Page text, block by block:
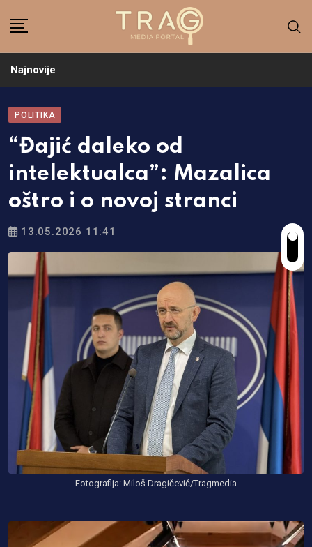
Najnovije
POLITIKA
“Đajić daleko od
intelektualca”: Mazalica
oštro i o novoj stranci
13.05.2026 11:41
Fotografija: Miloš Dragičević/Tragmedia